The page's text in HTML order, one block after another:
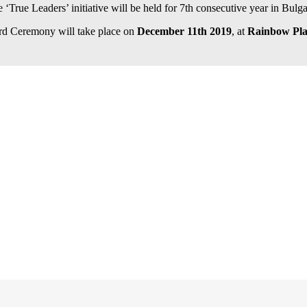
‘True Leaders’ initiative will be held for 7th consecutive year in
Ceremony will take place on December 11th 2019, atRainbow